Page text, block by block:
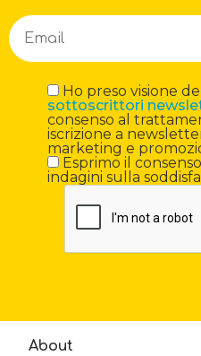
Ho preso visione
sottoscrittori
consenso al
iscrizione a
marketing e
Esprimo il
indagini sulla
About